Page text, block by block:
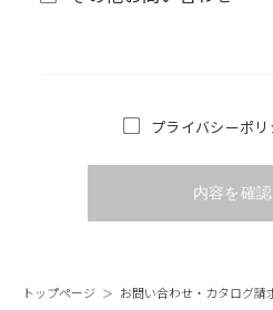
プライバシーポ
内容を確
トップページ お問い合わせ・カタログ請